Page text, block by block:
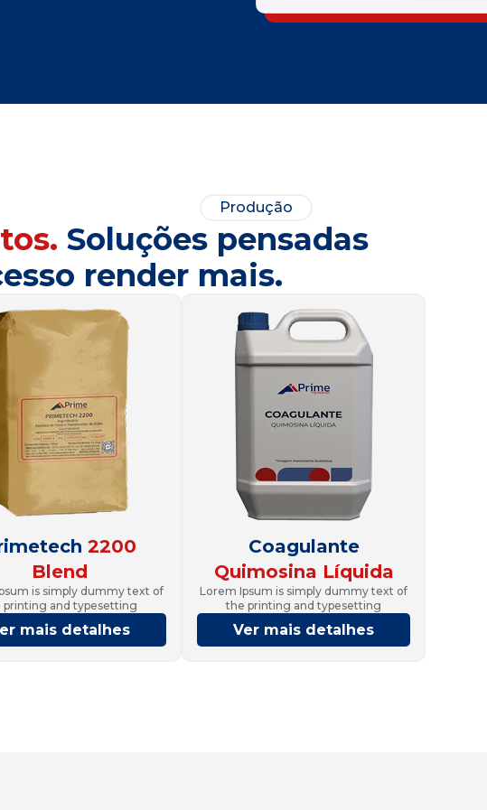
Produção
Soluções pensadas
render mais.
2200
Blend
is simply dummy text of
printing and typesetting
mais detalhes
Coagulante
Quimosina Líquida
Lorem Ipsum is simply dummy text of
the printing and typesetting
Ver mais detalhes